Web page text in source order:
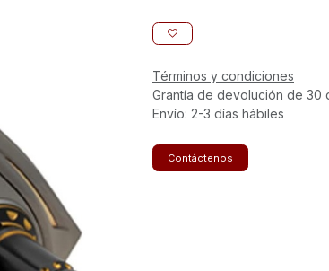
Términos y condiciones
Grantía de devolución de 30
Envío: 2-3 días hábiles
Contáctenos